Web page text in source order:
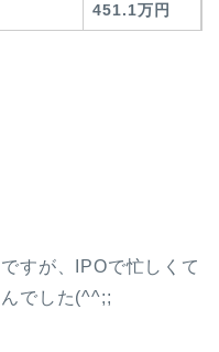
451.1万円
すが、IPOで忙しくて
でした(^^;;